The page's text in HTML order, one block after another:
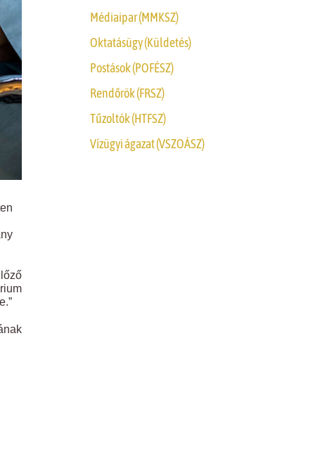
Médiaipar (MMKSZ)
Oktatásügy (Küldetés)
Postások (POFÉSZ)
Rendőrök (FRSZ)
Tűzoltók (HTFSZ)
Vízügyi ágazat (VSZOÁSZ)